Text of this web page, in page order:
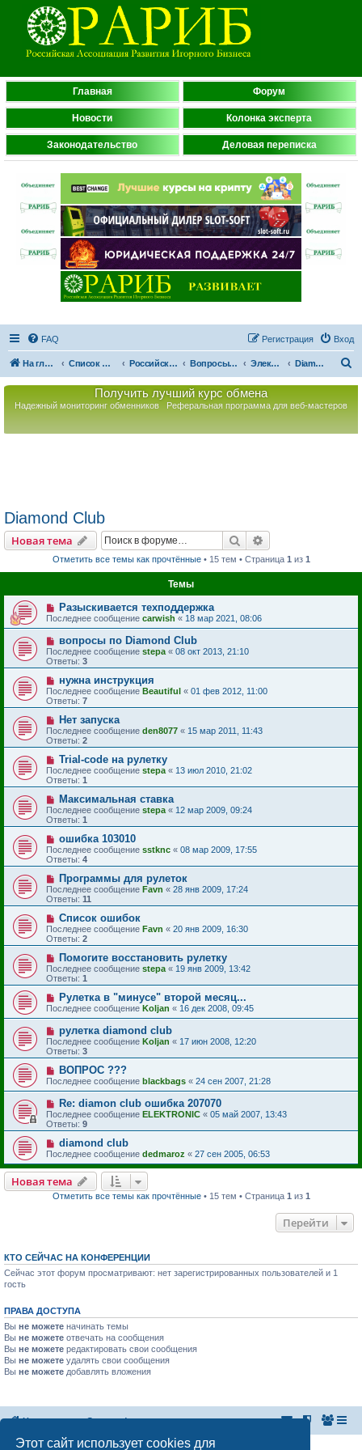
Этот сайт использует cookies для
Главная Форум
Новости Колонка эксперта
Законодательство Деловая переписка
FAQ Вход
Регистрация
На главную Список форумов Российская Ассоциация Развития Игорного Бизнеса Вопросы по игорному оборудованию Электронные рулетки Diamond Club
Получить лучший курс обмена
Надежный мониторинг обменников Реферальная программа для веб-мастеров
Diamond Club
Новая тема Поиск
Отметить все темы как прочтённые• 15 тем • Страница 1 из 1
Темы
Разыскивается техподдержка
Последнее сообщение carwish « 18 мар 2021, 08:06
вопросы по Diamond Club
Последнее сообщение stepa « 08 окт 2013, 21:10
Ответы: 3
нужна инструкция
Последнее сообщение Beautiful « 01 фев 2012, 11:00
Ответы: 7
Нет запуска
Последнее сообщение den8077 « 15 мар 2011, 11:43
Ответы: 2
Trial-code на рулетку
Последнее сообщение stepa « 13 июл 2010, 21:02
Ответы: 1
Максимальная ставка
Последнее сообщение stepa « 12 мар 2009, 09:24
Ответы: 1
ошибка 103010
Последнее сообщение sstknc « 08 мар 2009, 17:55
Ответы: 4
Программы для рулеток
Последнее сообщение Favn « 28 янв 2009, 17:24
Ответы: 11
Список ошибок
Последнее сообщение Favn « 20 янв 2009, 16:30
Ответы: 2
Помогите восстановить рулетку
Последнее сообщение stepa « 19 янв 2009, 13:42
Ответы: 1
Рулетка в "минусе" второй месяц...
Последнее сообщение Koljan « 16 дек 2008, 09:45
рулетка diamond club
Последнее сообщение Koljan « 17 июн 2008, 12:20
Ответы: 3
ВОПРОС ???
Последнее сообщение blackbags « 24 сен 2007, 21:28
Re: diamon club ошибка 207070
Последнее сообщение ELEKTRONIC « 05 май 2007, 13:43
Ответы: 9
diamond club
Последнее сообщение dedmaroz « 27 сен 2005, 06:53
Новая тема
Отметить все темы как прочтённые• 15 тем • Страница 1 из 1
Перейти
КТО СЕЙЧАС НА КОНФЕРЕНЦИИ
Сейчас этот форум просматривают: нет зарегистрированных пользователей и 1
гость
ПРАВА ДОСТУПА
Вы не можете начинать темы
Вы не можете отвечать на сообщения
Вы не можете редактировать свои сообщения
Вы не можете удалять свои сообщения
Вы не можете добавлять вложения
На главную Список форумов
Российская Ассоциация Развития Игорного Бизнеса